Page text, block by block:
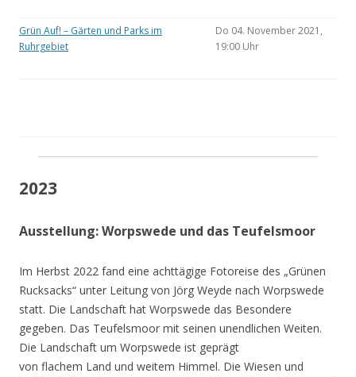
Grün Auf! – Gärten und Parks im
Ruhrgebiet
Do 04. November 2021,
19:00 Uhr
2023
Ausstellung: Worpswede und das Teufelsmoor
Im Herbst 2022 fand eine achttägige Fotoreise des „Grünen
Rucksacks“ unter Leitung von Jörg Weyde nach Worpswede
statt. Die Landschaft hat Worpswede das Besondere
gegeben. Das Teufelsmoor mit seinen unendlichen Weiten.
Die Landschaft um Worpswede ist geprägt
von flachem Land und weitem Himmel. Die Wiesen und